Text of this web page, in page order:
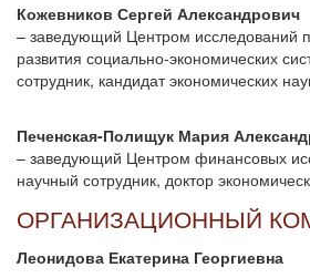
Кожевников Сергей Александрович
– заведующий Центром исследований
развития социально-экономических
сотрудник, кандидат экономических
Печенская-Полищук Мария
– заведующий Центром финансовых
научный сотрудник, доктор
ОРГАНИЗАЦИОННЫЙ
Леонидова Екатерина Георгиевна